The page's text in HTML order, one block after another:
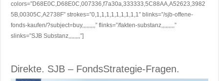
colors=”D68E0C,D68E0C,007336,f7a30a,333333,5C88AA,A52623,3982
5B,00305C,A2738F” strokes=”0,1,1,1,1,1,1,1,1,1″ blinks=”/sjb-offene-
fonds-kaufen/?subject=buy,,,,,,,,,” flinks=”/fakten-substanz,,,,,,,,,”
slinks=”SJB Substanz,,,,,,,,”]
Direkte. SJB – FondsStrategie-Fragen.